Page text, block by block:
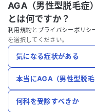
AGA（男性型脱毛症
とは何ですか？
利用規約と プライバシーポリシ
を選択してください。
気になる症状がある
本当にAGA（男性型脱
何科を受診すべきか